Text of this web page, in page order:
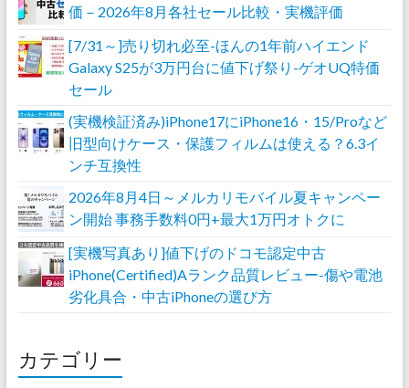
価－2026年8月各社セール比較・実機評価
[7/31～]売り切れ必至-ほんの1年前ハイエンド
Galaxy S25が3万円台に値下げ祭り-ゲオUQ特価
セール
(実機検証済み)iPhone17にiPhone16・15/Proなど
旧型向けケース・保護フィルムは使える？6.3イ
ンチ互換性
2026年8月4日～メルカリモバイル夏キャンペー
ン開始 事務手数料0円+最大1万円オトクに
[実機写真あり]値下げのドコモ認定中古
iPhone(Certified)Aランク品質レビュー-傷や電池
劣化具合・中古iPhoneの選び方
カテゴリー